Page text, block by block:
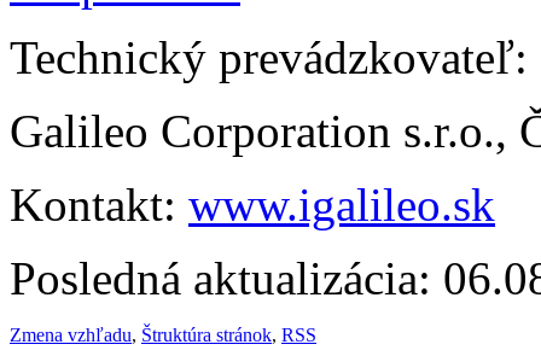
Technický prevádzkovateľ:
Galileo Corporation s.r.o.,
Kontakt: www.igalileo.sk
Posledná aktualizácia:
Zmena vzhľadu, Štruktúra stránok, RSS